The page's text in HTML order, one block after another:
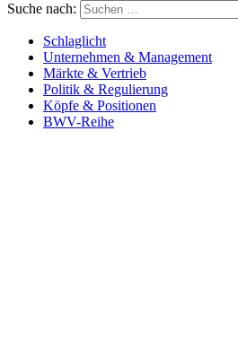
Versicherungswirtschaft-heute
Suche nach:
Schlaglicht
Unternehmen & Management
Märkte & Vertrieb
Politik & Regulierung
Köpfe & Positionen
BWV-Reihe